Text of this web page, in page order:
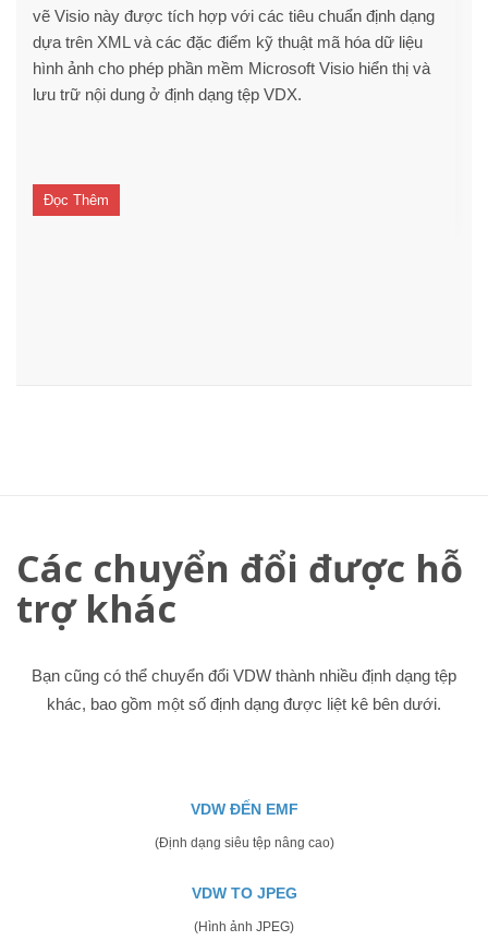
vẽ Visio này được tích hợp với các tiêu chuẩn định dạng
dựa trên XML và các đặc điểm kỹ thuật mã hóa dữ liệu
hình ảnh cho phép phần mềm Microsoft Visio hiển thị và
lưu trữ nội dung ở định dạng tệp VDX.
Đọc Thêm
Các chuyển đổi được hỗ
trợ khác
Bạn cũng có thể chuyển đổi VDW thành nhiều định dạng tệp
khác, bao gồm một số định dạng được liệt kê bên dưới.
VDW ĐẾN EMF
(Định dạng siêu tệp nâng cao)
VDW TO JPEG
(Hình ảnh JPEG)